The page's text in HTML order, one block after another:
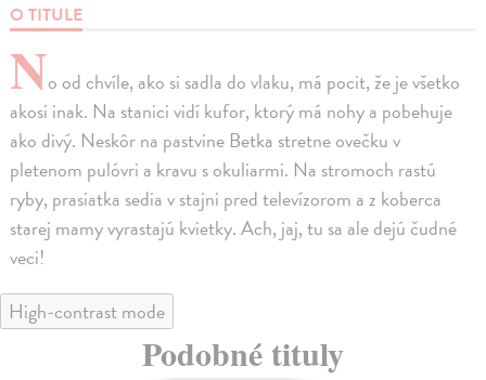
O TITULE
No od chvíle, ako si sadla do vlaku, má pocit, že je všetko
akosi inak. Na stanici vidí kufor, ktorý má nohy a pobehuje
ako divý. Neskôr na pastvine Betka stretne ovečku v
pletenom pulóvri a kravu s okuliarmi. Na stromoch rastú
ryby, prasiatka sedia v stajni pred televízorom a z koberca
starej mamy vyrastajú kvietky. Ach, jaj, tu sa ale dejú čudné
veci!
High-contrast mode
Podobné tituly